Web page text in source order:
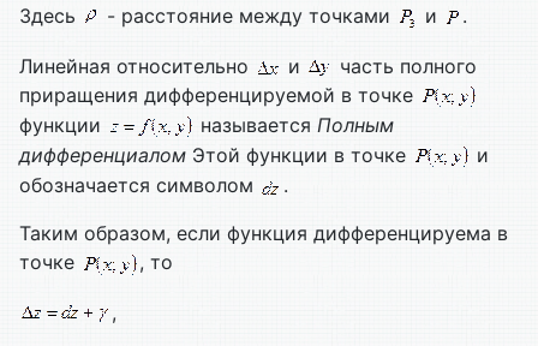
Здесь - расстояние между точками и .
Линейная относительно и
часть полного
приращения дифференцируемой в точке
функции
называется Полным
дифференциалом Этой функции в точке
и
обозначается символом
.
Таким образом, если функция дифференцируема в
точке
, то
,